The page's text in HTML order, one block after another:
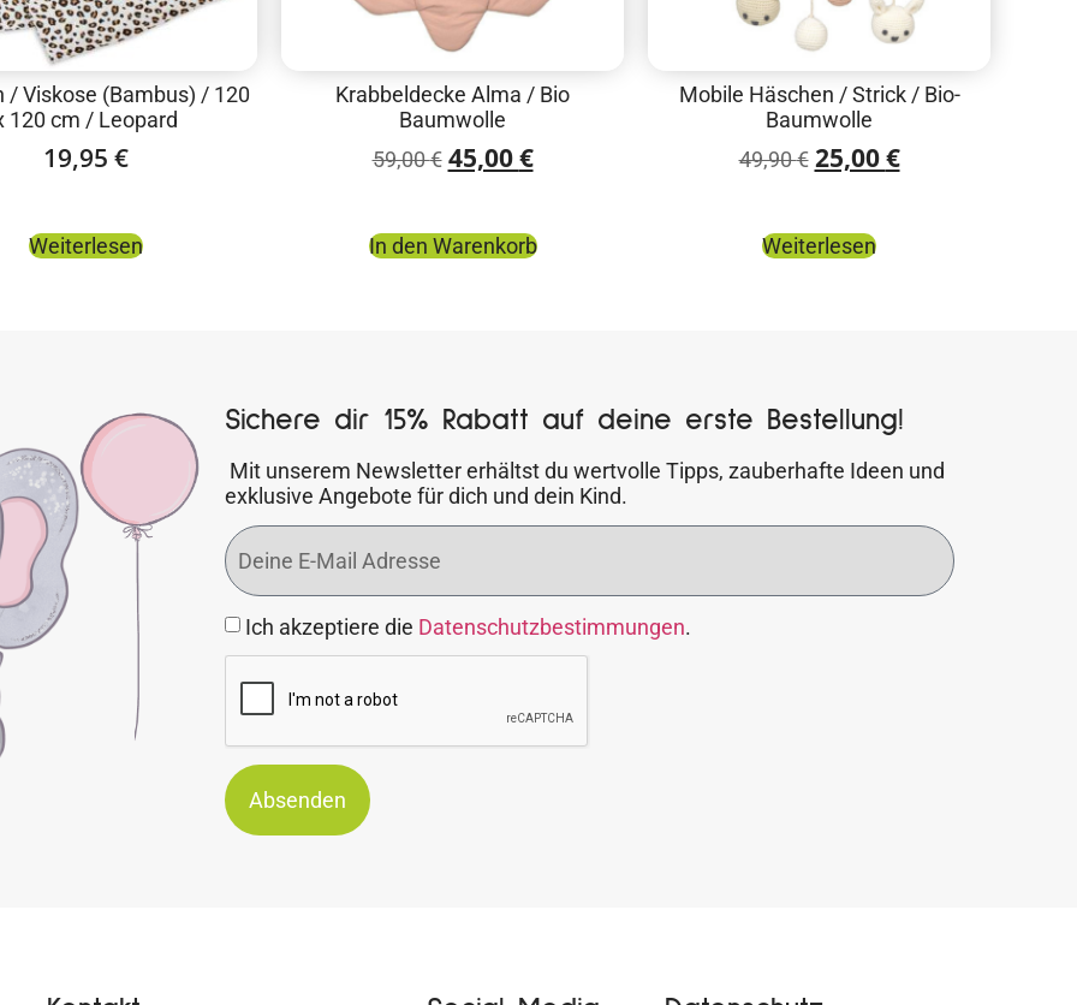
/ Viskose (Bambus) / 120
120 cm / Leopard
19,95 €
Weiterlesen
Krabbeldecke Alma / Bio
Baumwolle
59,00€ 45,00€
In den Warenkorb
Mobile Häschen / Strick / Bio-
Baumwolle
49,90€ 25,00€
Weiterlesen
Sichere dir 15% Rabatt auf deine erste Bestellung!
Mit unserem Newsletter erhältst du wertvolle Tipps, zauberhafte Ideen und
exklusive Angebote für dich und dein Kind.
Ich akzeptiere die Datenschutzbestimmungen.
Absenden